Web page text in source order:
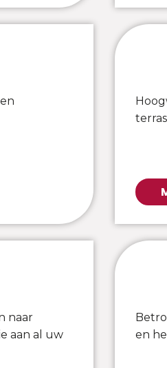
naar
aan al uw
en